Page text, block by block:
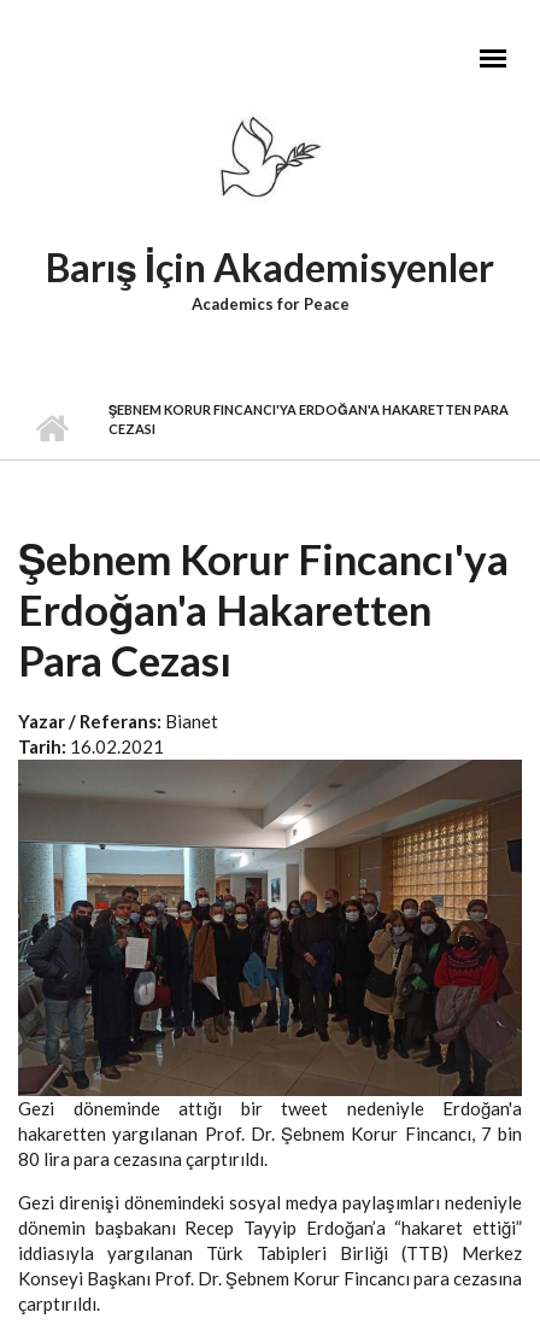
Barış İçin Akademisyenler
Academics for Peace
ŞEBNEM KORUR FINCANCI'YA ERDOĞAN'A HAKARETTEN PARA
CEZASI
Şebnem Korur Fincancı'ya
Erdoğan'a Hakaretten
Para Cezası
Yazar / Referans: Bianet
Tarih: 16.02.2021
Gezi döneminde attığı bir tweet nedeniyle Erdoğan'a
hakaretten yargılanan Prof. Dr. Şebnem Korur Fincancı, 7 bin
80 lira para cezasına çarptırıldı.
Gezi direnişi dönemindeki sosyal medya paylaşımları nedeniyle
dönemin başbakanı Recep Tayyip Erdoğan’a “hakaret ettiği”
iddiasıyla yargılanan Türk Tabipleri Birliği (TTB) Merkez
Konseyi Başkanı Prof. Dr. Şebnem Korur Fincancı para cezasına
çarptırıldı.